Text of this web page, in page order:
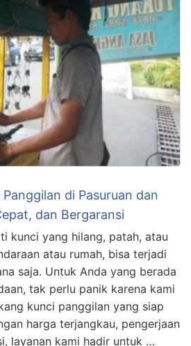
di Pasuruan dan
dan Bergaransi
kunci yang hilang, patah, atau
atau rumah, bisa terjadi
saja. Untuk Anda yang berada
tak perlu panik karena kami
kunci panggilan yang siap
harga terjangkau, pengerjaan
layanan kami hadir untuk …